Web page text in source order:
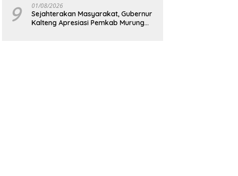
Masyarakat
9 01/08/2026
Sejahterakan Masyarakat, Gubernur
Kalteng Apresiasi Pemkab Murung